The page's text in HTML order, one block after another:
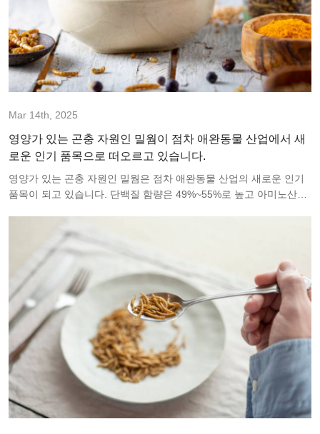
Mar 14th, 2025
영양가 있는 곤충 자원인 밀웜이 점차 애완동물 산업에서 새
로운 인기 품목으로 떠오르고 있습니다.
영양가 있는 곤충 자원인 밀웜은 점차 애완동물 산업의 새로운 인기
품목이 되고 있습니다. 단백질 함량은 49%~55%로 높고 아미노산의
비용이 저렴하고 번식이 빠르기 때문에 중국에서 대규모 현대식 사육
회사가 등장했습니다. 중국에서 곤충 사료에 대한 개발 및 연구는 외
국만큼 좋지 않지만 동물성 단백질 대체품에 대한 열풍이 일어나면서
고단백질 대체품으로서 밀웜의 잠재력이 점차 모색되고 있습니다.